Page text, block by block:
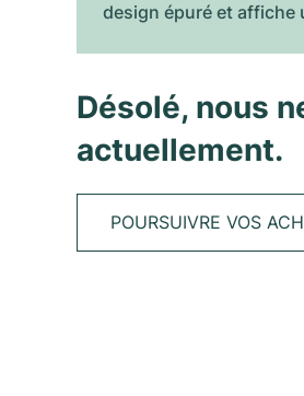
design épuré et affiche
Désolé, nous
actuellement.
POURSUIVRE VOS